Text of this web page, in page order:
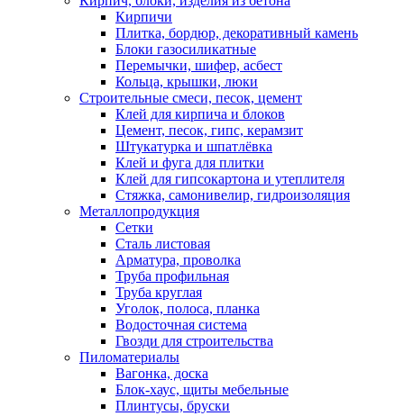
Кирпичи
Плитка, бордюр, декоративный камень
Блоки газосиликатные
Перемычки, шифер, асбест
Кольца, крышки, люки
Строительные смеси, песок, цемент
Клей для кирпича и блоков
Цемент, песок, гипс, керамзит
Штукатурка и шпатлёвка
Клей и фуга для плитки
Клей для гипсокартона и утеплителя
Стяжка, самонивелир, гидроизоляция
Металлопродукция
Сетки
Сталь листовая
Арматура, проволка
Труба профильная
Труба круглая
Уголок, полоса, планка
Водосточная система
Гвозди для строительства
Пиломатериалы
Вагонка, доска
Блок-хаус, щиты мебельные
Плинтусы, бруски